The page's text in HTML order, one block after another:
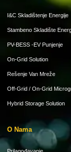
I&C Skladištenje Energije
Stambeno Skladište
PV-BESS -EV Punjenje
On-Grid Solution
Rešenje Van Mreže
Off-Grid / On-Grid
Hybrid Storage Solution
O Nama
Prilagođavanje